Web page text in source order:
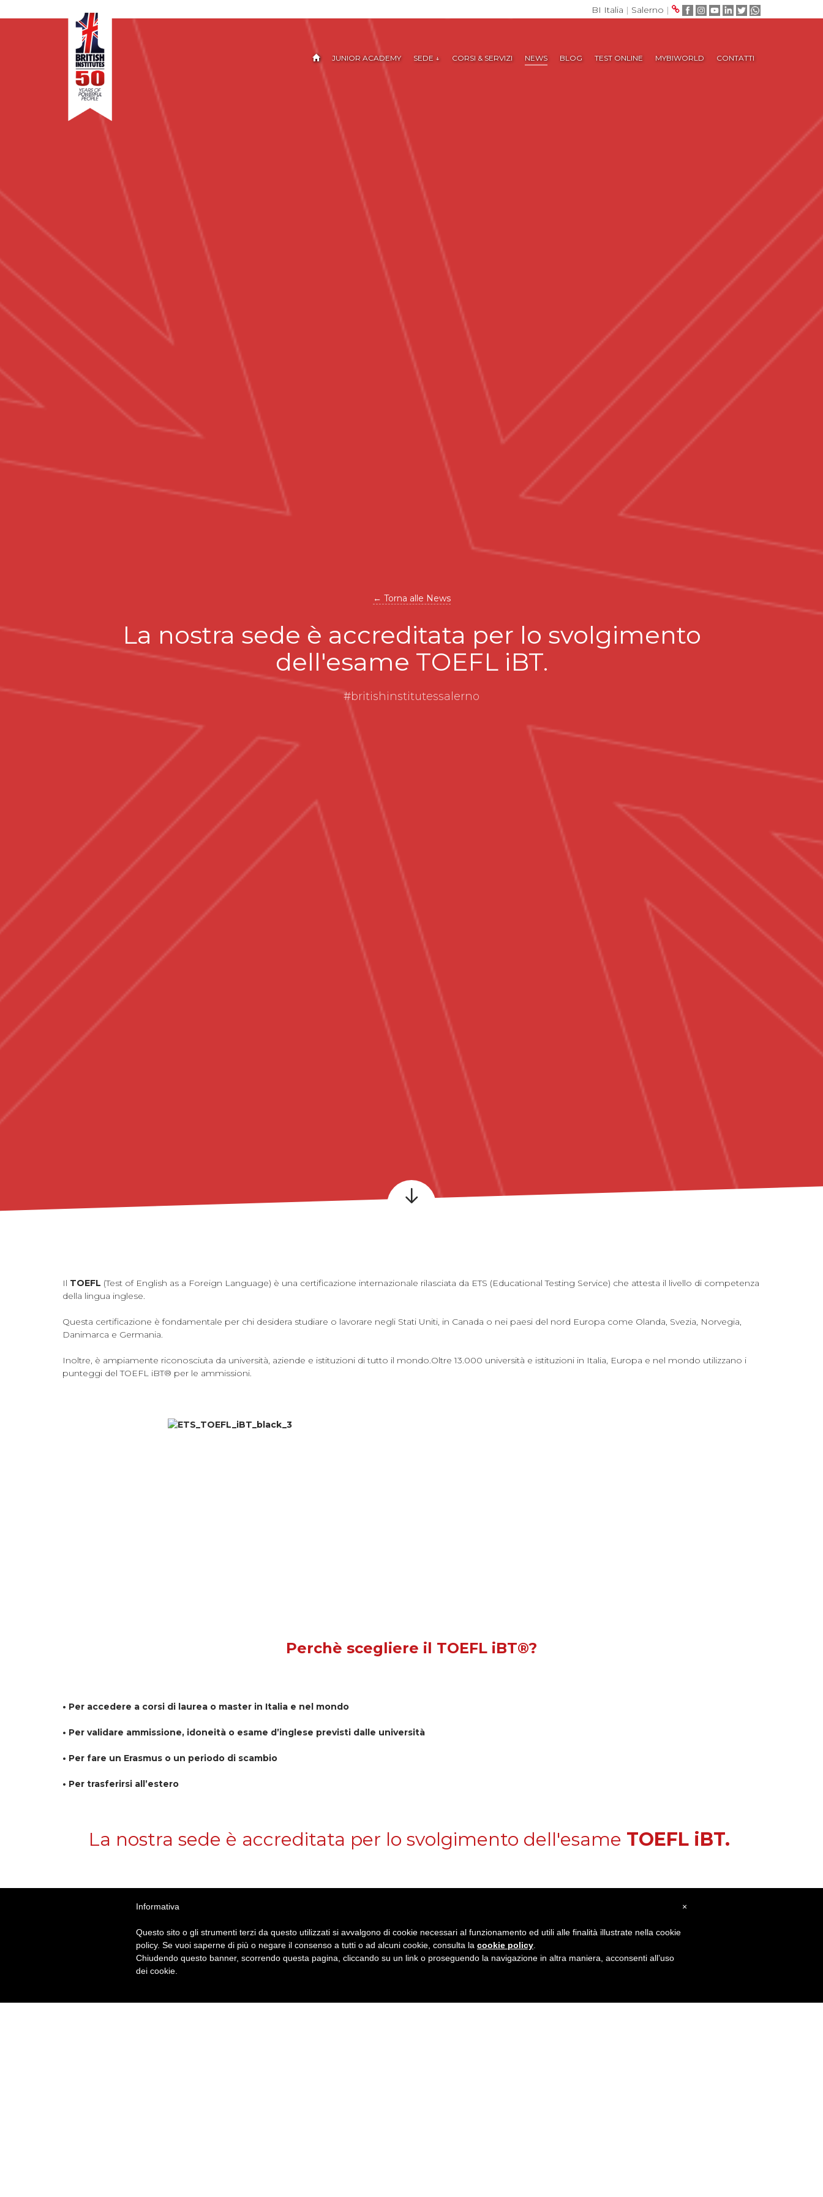
BI Italia | Salerno |
JUNIOR ACADEMY SEDE ↓ CORSI & SERVIZI NEWS BLOG TEST ONLINE MYBIWORLD CONTATTI
← Torna alle News
La nostra sede è accreditata per lo svolgimento
dell'esame TOEFL iBT.
#britishinstitutessalerno
Il TOEFL (Test of English as a Foreign Language) è una certificazione internazionale rilasciata da ETS (Educational Testing Service) che attesta il livello di competenza
della lingua inglese.
Questa certificazione è fondamentale per chi desidera studiare o lavorare negli Stati Uniti, in Canada o nei paesi del nord Europa come Olanda, Svezia, Norvegia,
Danimarca e Germania.
Inoltre, è ampiamente riconosciuta da università, aziende e istituzioni di tutto il mondo.Oltre 13.000 università e istituzioni in Italia, Europa e nel mondo utilizzano i
punteggi del TOEFL iBT® per le ammissioni.
Perchè scegliere il TOEFL iBT®?
• Per accedere a corsi di laurea o master in Italia e nel mondo
• Per validare ammissione, idoneità o esame d’inglese previsti dalle università
• Per fare un Erasmus o un periodo di scambio
• Per trasferirsi all’estero
La nostra sede è accreditata per lo svolgimento dell'esame TOEFL iBT.
Per tutti gli interessati c'è la possibilità di frequentare un corso intensivo personalizzato in base alle proprie esigenze, mirato al superamento dell'esame
Svolgiamo i corsi TOEFL in modalità individuale, in modo da poter progettare per ogni studente il percorso di preparazione all’esame più adeguato alle sue
×
Informativa
Questo sito o gli strumenti terzi da questo utilizzati si avvalgono di cookie necessari al funzionamento ed utili alle finalità illustrate nella cookie
policy. Se vuoi saperne di più o negare il consenso a tutti o ad alcuni cookie, consulta la cookie policy
Chiudendo questo banner, scorrendo questa pagina, cliccando su un link o proseguendo la navigazione in altra maniera, acconsenti all’uso
dei cookie.